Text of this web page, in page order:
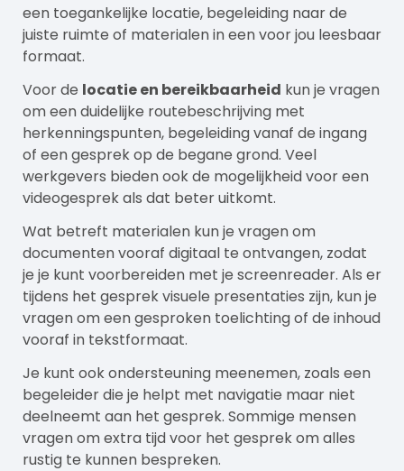
een toegankelijke locatie, begeleiding naar de
juiste ruimte of materialen in een voor jou leesbaar
formaat.
Voor de locatie en bereikbaarheid kun je vragen
om een duidelijke routebeschrijving met
herkenningspunten, begeleiding vanaf de ingang
of een gesprek op de begane grond. Veel
werkgevers bieden ook de mogelijkheid voor een
videogesprek als dat beter uitkomt.
Wat betreft materialen kun je vragen om
documenten vooraf digitaal te ontvangen, zodat
je je kunt voorbereiden met je screenreader. Als er
tijdens het gesprek visuele presentaties zijn, kun je
vragen om een gesproken toelichting of de inhoud
vooraf in tekstformaat.
Je kunt ook ondersteuning meenemen, zoals een
begeleider die je helpt met navigatie maar niet
deelneemt aan het gesprek. Sommige mensen
vragen om extra tijd voor het gesprek om alles
rustig te kunnen bespreken.